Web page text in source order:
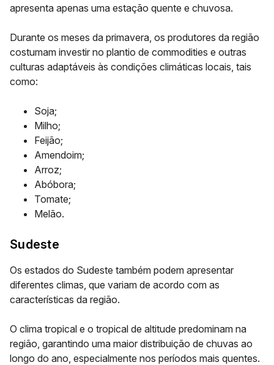
apresenta apenas uma estação quente e chuvosa.
Durante os meses da primavera, os produtores da região
costumam investir no plantio de commodities e outras
culturas adaptáveis às condições climáticas locais, tais
como:
Soja;
Milho;
Feijão;
Amendoim;
Arroz;
Abóbora;
Tomate;
Melão.
Sudeste
Os estados do Sudeste também podem apresentar
diferentes climas, que variam de acordo com as
características da região.
O clima tropical e o tropical de altitude predominam na
região, garantindo uma maior distribuição de chuvas ao
longo do ano, especialmente nos períodos mais quentes.